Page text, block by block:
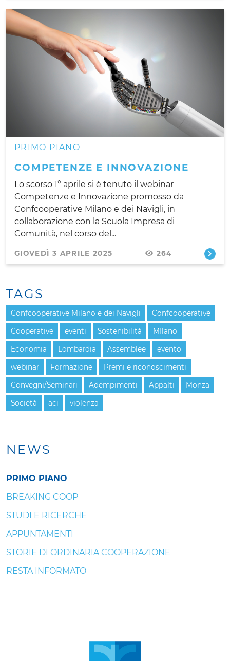
PRIMO PIANO
COMPETENZE E INNOVAZIONE
Lo scorso 1° aprile si è tenuto il webinar
Competenze e Innovazione promosso da
Confcooperative Milano e dei Navigli, in
collaborazione con la Scuola Impresa di
Comunità, nel corso del...
GIOVEDÌ 3 APRILE 2025 264
NEWS
PRIMO PIANO
BREAKING COOP
STUDI E RICERCHE
APPUNTAMENTI
STORIE DI ORDINARIA COOPERAZIONE
RESTA INFORMATO
TAGS
Confcooperative Milano e dei Navigli Confcooperative
Cooperative eventi Sostenibilità MIlano
Economia Lombardia Assemblee evento
webinar Formazione Premi e riconoscimenti
Convegni/Seminari Adempimenti Appalti Monza
Società aci violenza